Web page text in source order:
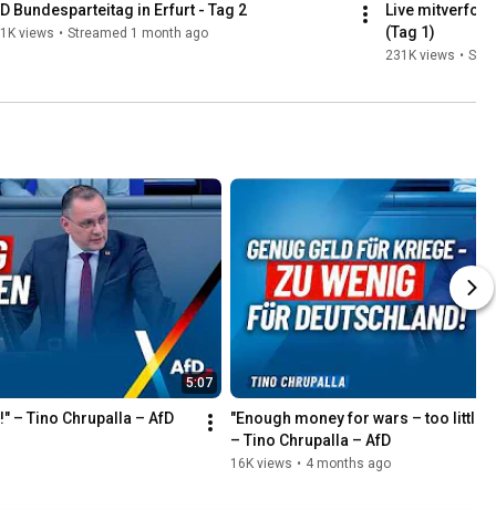
Bundesparteitag in Erfurt - Tag 2
views • Streamed 1 month ago
Live
(Tag 1)
231K views •
5:07
– Tino Chrupalla – AfD
"Enough money for wars – too little
– Tino Chrupalla – AfD
16K views • 4 months ago